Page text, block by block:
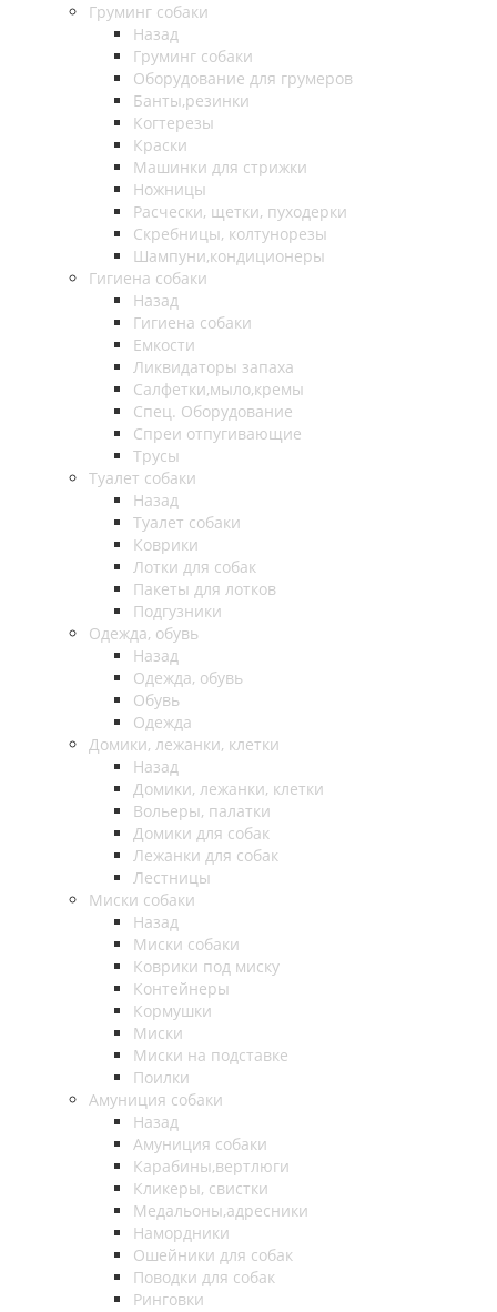
Груминг собаки
Назад
Груминг собаки
Оборудование для грумеров
Банты,резинки
Когтерезы
Краски
Машинки для стрижки
Ножницы
Расчески, щетки, пуходерки
Скребницы, колтунорезы
Шампуни,кондиционеры
Гигиена собаки
Назад
Гигиена собаки
Емкости
Ликвидаторы запаха
Салфетки,мыло,кремы
Спец. Оборудование
Спреи отпугивающие
Трусы
Туалет собаки
Назад
Туалет собаки
Коврики
Лотки для собак
Пакеты для лотков
Подгузники
Одежда, обувь
Назад
Одежда, обувь
Обувь
Одежда
Домики, лежанки, клетки
Назад
Домики, лежанки, клетки
Вольеры, палатки
Домики для собак
Лежанки для собак
Лестницы
Миски собаки
Назад
Миски собаки
Коврики под миску
Контейнеры
Кормушки
Миски
Миски на подставке
Поилки
Амуниция собаки
Назад
Амуниция собаки
Карабины,вертлюги
Кликеры, свистки
Медальоны,адресники
Намордники
Ошейники для собак
Поводки для собак
Ринговки